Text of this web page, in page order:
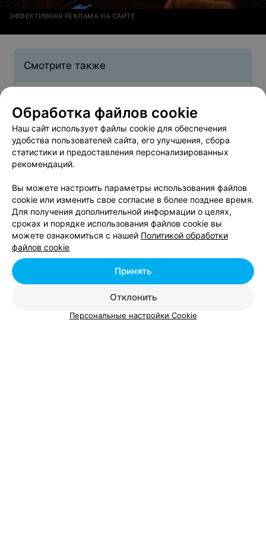
ЭФФЕКТИВНАЯ РЕКЛАМА НА САЙТЕ
Смотрите также
Укладка волос в районе Ленинский в Могилеве
Добавить компанию
Добавить специалиста
Обработка файлов cookie
Наш сайт использует файлы cookie для обеспечения
удобства пользователей сайта, его улучшения, сбора
статистики и предоставления персонализированных
рекомендаций.
Вы можете настроить параметры использования файлов
cookie или изменить свое согласие в более позднее время.
Для получения дополнительной информации о целях,
сроках и порядке использования файлов cookie вы
можете ознакомиться с нашей Политикой обработки
файлов cookie
Отклонить
Принять
Персональные настройки Cookie